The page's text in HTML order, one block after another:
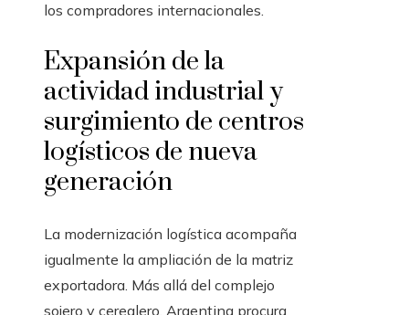
los compradores internacionales.
Expansión de la
actividad industrial y
surgimiento de centros
logísticos de nueva
generación
La modernización logística acompaña
igualmente la ampliación de la matriz
exportadora. Más allá del complejo
sojero y cerealero, Argentina procura